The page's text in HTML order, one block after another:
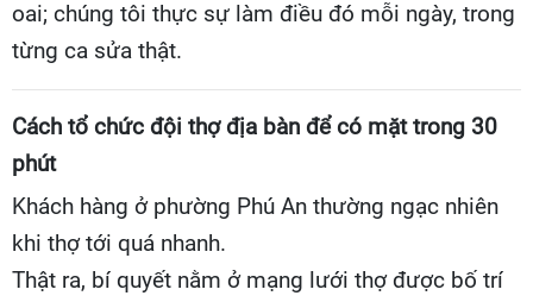
oai; chúng tôi thực sự làm điều đó mỗi ngày, trong
từng ca sửa thật.
Cách tổ chức đội thợ địa bàn để có mặt trong 30
phút
Khách hàng ở phường Phú An thường ngạc nhiên
khi thợ tới quá nhanh.
Thật ra, bí quyết nằm ở mạng lưới thợ được bố trí